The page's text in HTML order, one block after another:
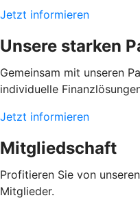
Jetzt informieren
Unsere starken
Gemeinsam mit unseren
individuelle
Jetzt informieren
Mitgliedschaft
Profitieren Sie von
Mitglieder.